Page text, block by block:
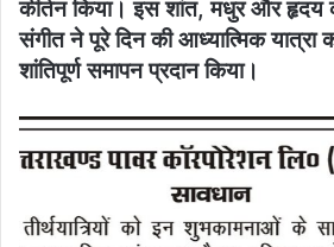
कीर्तन किया। इस शांत, मधुर और हृदय
संगीत ने पूरे दिन की आध्यात्मिक
शांतिपूर्ण समापन प्रदान किया।